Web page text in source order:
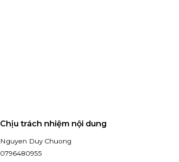
Chịu trách nhiệm nội dung
Nguyen Duy Chuong
0796480955